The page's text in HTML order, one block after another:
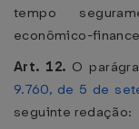
tempo
econômico-
Art. 12. O
9.760, de 5 de
seguinte redação: